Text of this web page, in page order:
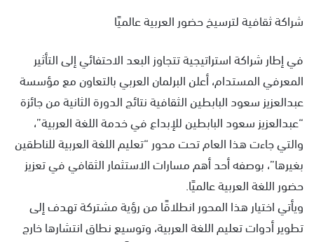
ي
شراكة ثقافية لترسيخ حضور العربية عالميًا
في إطار شراكة استراتيجية تتجاوز البعد الاحتفائي إلى التأثير
المعرفي المستدام، أعلن البرلمان العربي بالتعاون مع مؤسسة
عبدالعزيز سعود البابطين الثقافية نتائج الدورة الثانية من جائزة
“عبدالعزيز سعود البابطين للإبداع في خدمة اللغة العربية”،
والتي جاءت هذا العام تحت محور “تعليم اللغة العربية للناطقين
بغيرها”، بوصفه أحد أهم مسارات الاستثمار الثقافي في تعزيز
حضور اللغة العربية عالميًا.
ويأتي اختيار هذا المحور انطلاقًا من رؤية مشتركة تهدف إلى
تطوير أدوات تعليم اللغة العربية، وتوسيع نطاق انتشارها خارج